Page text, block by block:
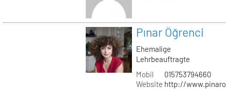
Pınar Öğrenci
Ehemalige
Lehrbeauftragte
Mobil
015753794660
Website http://